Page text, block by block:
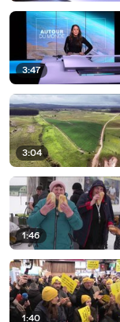
3:47
3:04
1:46
1:40